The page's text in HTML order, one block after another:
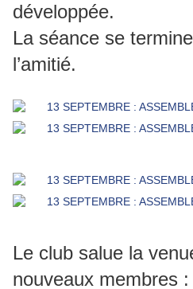
développée.
La séance se
l’amitié.
Le club salue la
nouveaux membres :